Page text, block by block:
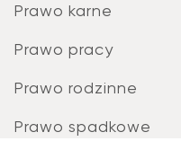
Prawo karne
Prawo pracy
Prawo rodzinne
Prawo spadkowe